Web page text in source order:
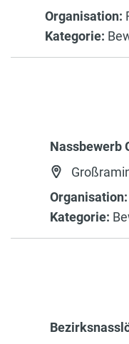
Organisation:
Kategorie:
Nassbewerb
Organisation:
Kategorie: